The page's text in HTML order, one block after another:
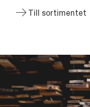
Till sortimentet